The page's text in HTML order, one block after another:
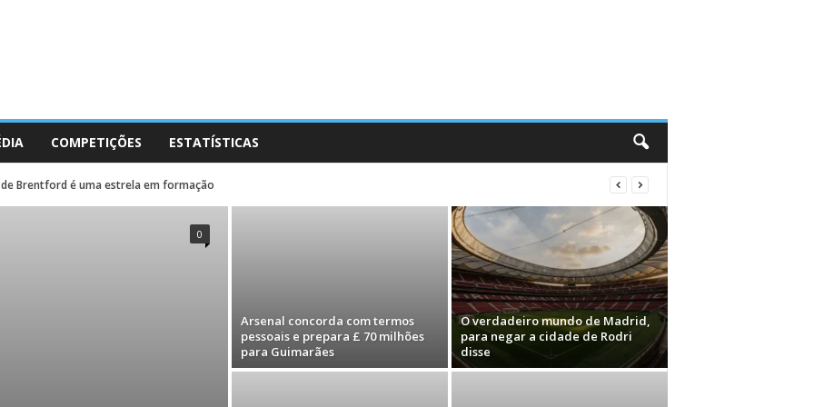
COMPETIÇÕES ESTATÍSTICAS
Brentford é uma estrela em formação
0
Arsenal concorda com termos
pessoais e prepara £ 70 milhões
para Guimarães
O verdadeiro mundo de Madrid,
para negar a cidade de Rodri
disse